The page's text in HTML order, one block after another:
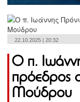
22.10.2025 | 20:32
Ο π.
πρόεδρος
Μούδρου